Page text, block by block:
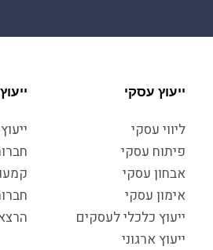
ייעוץ עסקי
ליווי עסקי
פיתוח עסקי
אבחון עסקי
אימון עסקי
ייעוץ כלכלי לעסקים
ייעוץ ארגוני